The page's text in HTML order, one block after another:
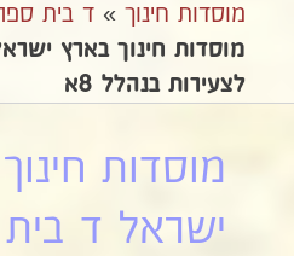
מוסדות חינוך » ד בית
מוסדות חינוך בארץ
לצעירות בנהלל 8א
מוסדות
ישראל ד